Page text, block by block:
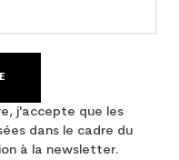
j'accepte que les
dans le cadre du
à la newsletter.